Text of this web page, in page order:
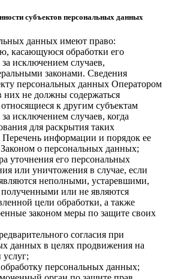
субъектов персональных данных
данных имеют право:
касающуюся обработки его
исключением случаев,
законами. Сведения
персональных данных Оператором
них не должны содержаться
к другим субъектам
исключением случаев, когда
для раскрытия таких
информации и порядок ее
о персональных данных;
уточнения его персональных
или уничтожения в случае, если
неполными, устаревшими,
или не являются
цели обработки, а также
законом меры по защите своих
согласия при
данных в целях продвижения на
услуг;
персональных данных;